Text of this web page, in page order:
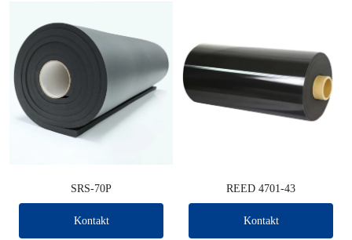
SRS-70P
Kontakt
REED 4701-43
Kontakt